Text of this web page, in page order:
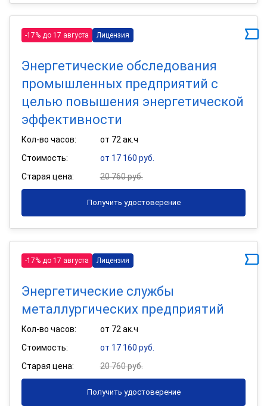
-17% до 17 августа Лицензия
Энергетические обследования
промышленных предприятий с
целью повышения энергетической
эффективности
Кол-во часов:
от 72 ак.ч
Стоимость:
от 17 160 руб.
Старая цена:
20 760 руб.
Получить удостоверение
-17% до 17 августа Лицензия
Энергетические службы
металлургических предприятий
Кол-во часов:
от 72 ак.ч
Стоимость:
от 17 160 руб.
Старая цена:
20 760 руб.
Получить удостоверение